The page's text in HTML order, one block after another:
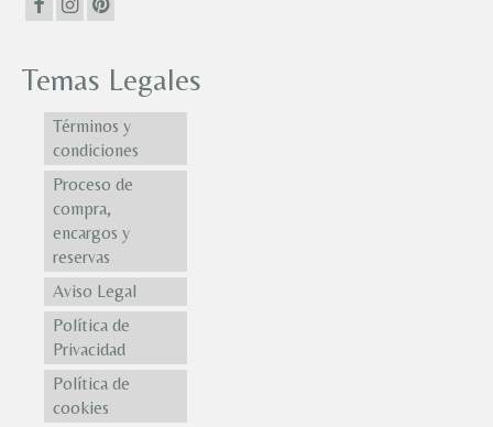
Temas Legales
Términos y
condiciones
Proceso de
compra,
encargos y
reservas
Aviso Legal
Política de
Privacidad
Política de
cookies